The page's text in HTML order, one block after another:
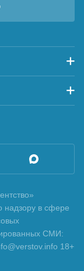
надзору в сфере
СМИ:
18+